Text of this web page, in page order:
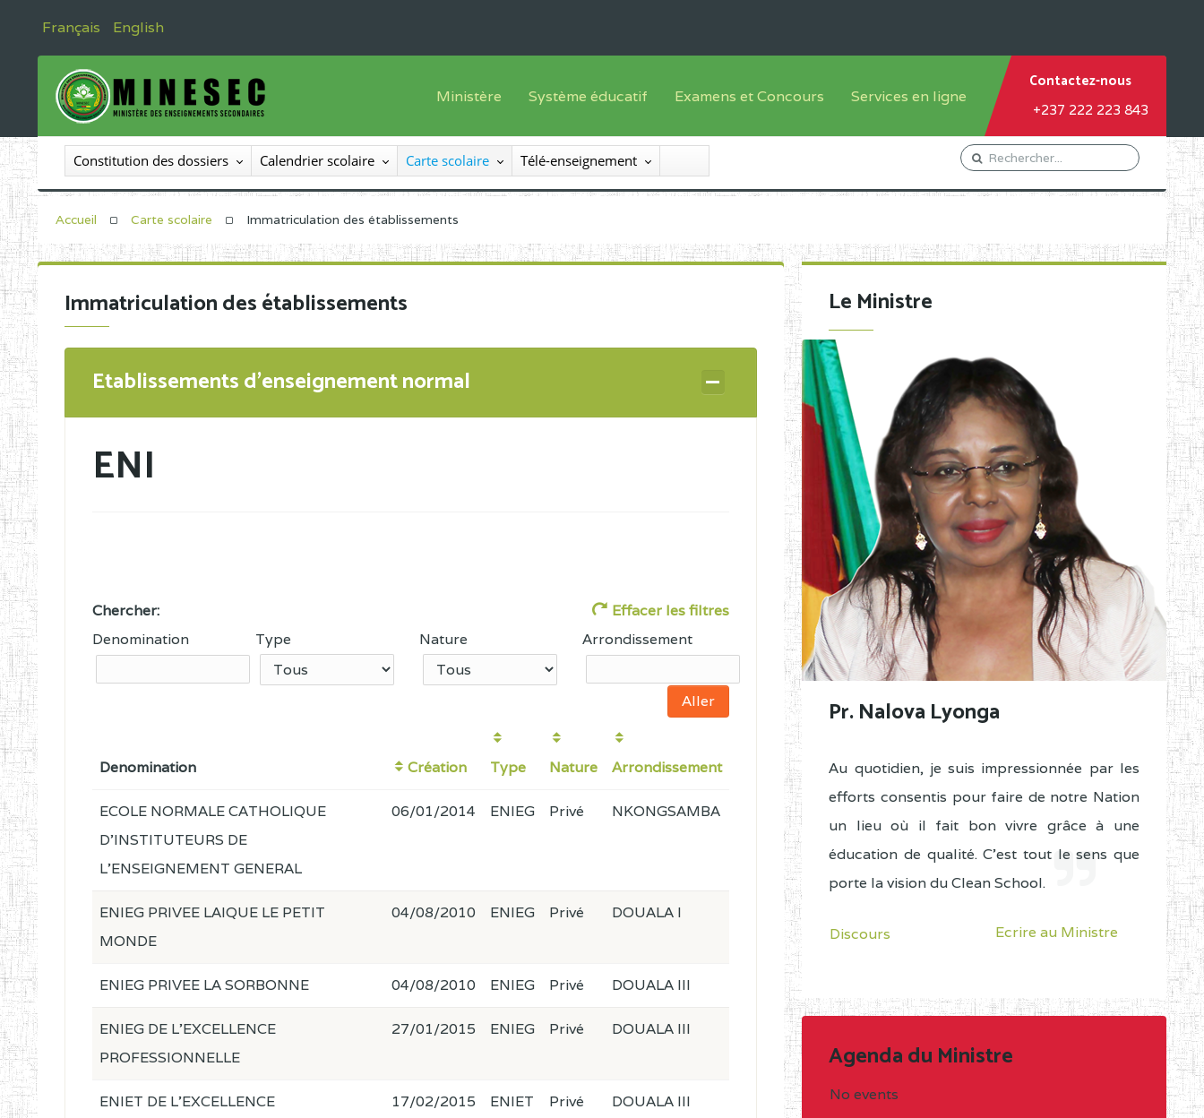
Français English
Ministère
Le Ministre
Le SEESEN
Inspection Générale des Enseignements
Organigramme
Système éducatif
Offre de formation
Sous système francophone
Progammes d'études
Examens et Concours
Inscriptions
Liste des candidats
Diplômes disponibles
Services en ligne
Orientation Conseil
Gestion du Personnel
Demande de subvention
Contactez-nous
+237 222 223 843
Constitution des dossiers Calendrier scolaire Carte scolaire Télé-enseignement
Accueil Carte scolaire Immatriculation des établissements
Immatriculation des établissements
Etablissements d'enseignement normal
ENI
Chercher:
Effacer les filtres
Denomination
Type Nature Arrondissement
Denomination Création Type Nature Arrondissement
ECOLE NORMALE CATHOLIQUE
D'INSTITUTEURS DE
L'ENSEIGNEMENT GENERAL
06/01/2014 ENIEG Privé NKONGSAMBA
ENIEG PRIVEE LAIQUE LE PETIT
MONDE
04/08/2010 ENIEG Privé DOUALA I
ENIEG PRIVEE LA SORBONNE 04/08/2010 ENIEG Privé DOUALA III
ENIEG DE L'EXCELLENCE
PROFESSIONNELLE
27/01/2015 ENIEG Privé DOUALA III
ENIET DE L'EXCELLENCE
17/02/2015 ENIET Privé DOUALA III
Le Ministre
Pr. Nalova Lyonga
Au quotidien, je suis impressionnée par les
efforts consentis pour faire de notre Nation
un lieu où il fait bon vivre grâce à une
éducation de qualité. C'est tout le sens que
porte la vision du Clean School.
Discours Ecrire au Ministre
Agenda du Ministre
No events